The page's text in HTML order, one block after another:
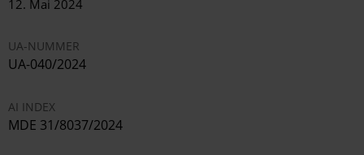
12. Mai 2024
UA-NUMMER
UA-040/2024
AI INDEX
MDE 31/8037/2024